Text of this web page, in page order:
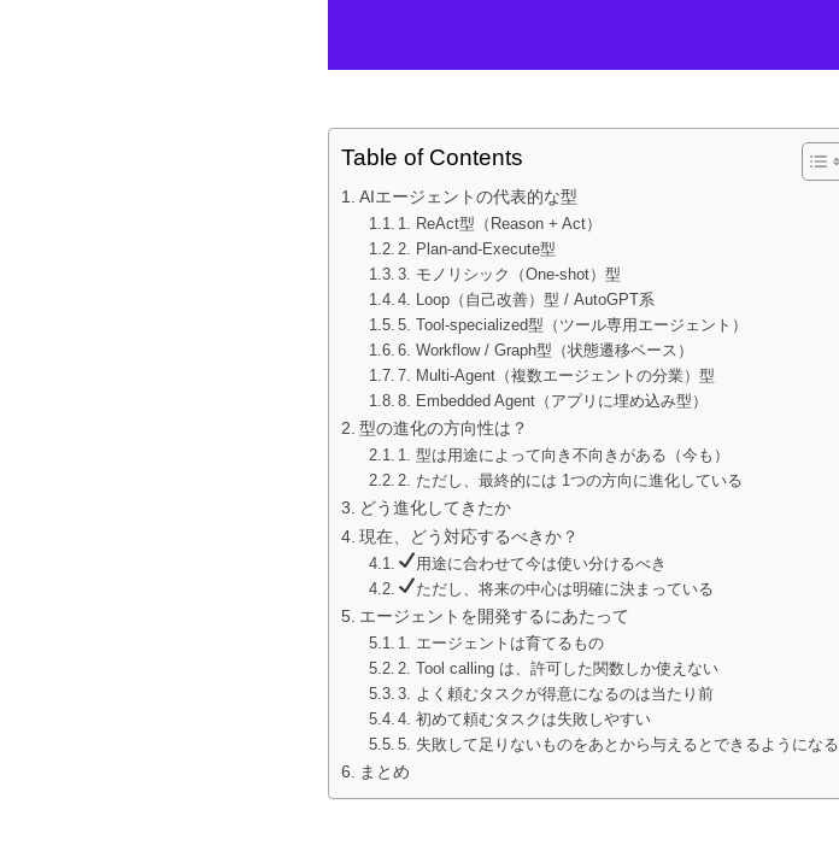
Table of Contents
AIエージェントの代表的な型
1. ReAct型（Reason + Act）
2. Plan-and-Execute型
3. モノリシック（One-shot）型
4. Loop（自己改善）型 / AutoGPT系
5. Tool-specialized型（ツール専用エージェント）
6. Workflow / Graph型（状態遷移ベース）
7. Multi-Agent（複数エージェントの分業）型
8. Embedded Agent（アプリに埋め込み型）
型の進化の方向性は？
1. 型は用途によって向き不向きがある（今も）
2. ただし、最終的には 1つの方向に進化している
どう進化してきたか
現在、どう対応するべきか？
用途に合わせて今は使い分けるべき
ただし、将来の中心は明確に決まっている
エージェントを開発するにあたって
1. エージェントは育てるもの
2. Tool calling は、許可した関数しか使えない
3. よく頼むタスクが得意になるのは当たり前
4. 初めて頼むタスクは失敗しやすい
5. 失敗して足りないものをあとから与えるとできるようになる
まとめ